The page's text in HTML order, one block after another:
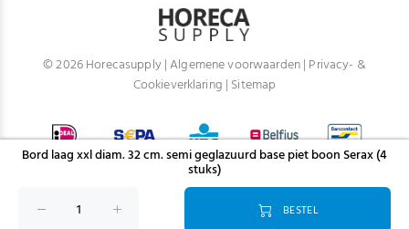
Bord laag xxl diam. 32 cm. semi geglazuurd base piet boon Serax (4
stuks)
BESTEL
© 2026 Horecasupply |Algemene voorwaarden| Privacy- &
Cookieverklaring | Sitemap